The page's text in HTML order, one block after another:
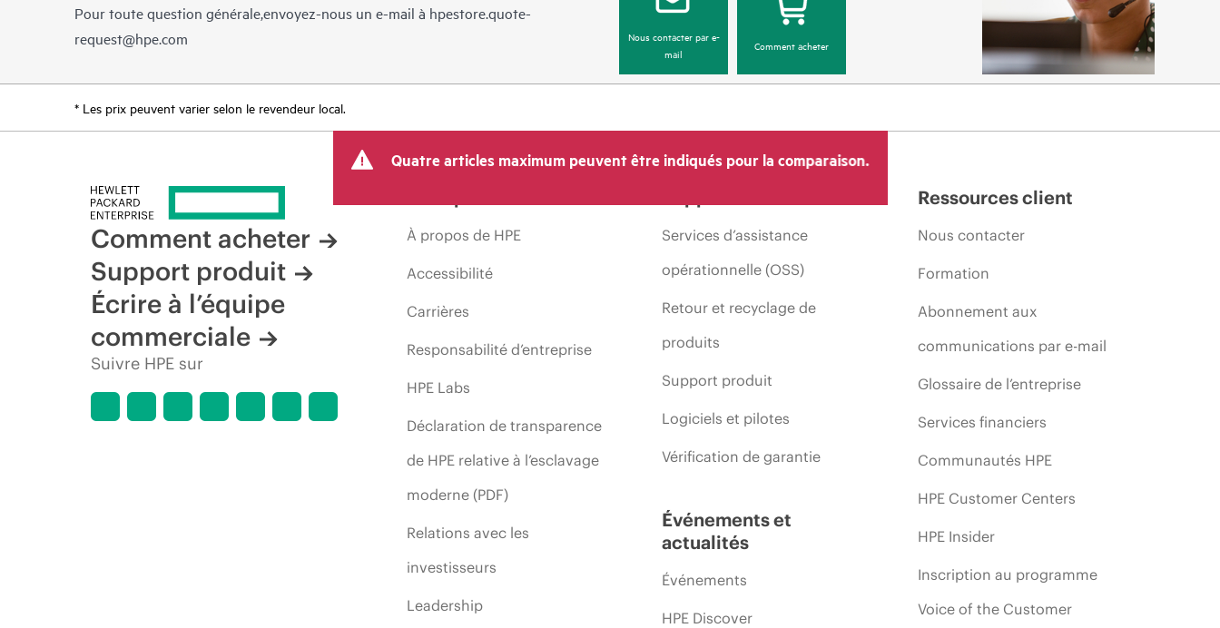
Pour toute question générale,envoyez-nous un e-mail à hpestore.quote-
request@hpe.com
Nous contacter par e-
mail
Comment acheter
* Les prix peuvent varier selon le revendeur local.
Quatre articles maximum peuvent être indiqués pour la comparaison.
Comment acheter
Support produit
Écrire à l’équipe
commerciale
Suivre HPE sur
À propos de HPE
Accessibilité
Carrières
Responsabilité d’entreprise
HPE Labs
Déclaration de transparence
de HPE relative à l’esclavage
moderne (PDF)
Relations avec les
investisseurs
Leadership
Services d’assistance
opérationnelle (OSS)
Retour et recyclage de
produits
Support produit
Logiciels et pilotes
Vérification de garantie
Événements et
actualités
Événements
HPE Discover
Ressources client
Nous contacter
Formation
Abonnement aux
communications par e-mail
Glossaire de l’entreprise
Services financiers
Communautés HPE
HPE Customer Centers
HPE Insider
Inscription au programme
Voice of the Customer